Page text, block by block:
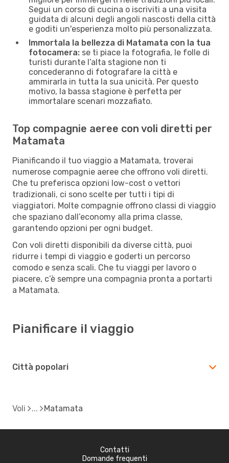
Segui un corso di cucina o iscriviti a una visita
guidata di alcuni degli angoli nascosti della città
e goditi un'esperienza molto più personalizzata.
Immortala la bellezza di Matamata con la tua
fotocamera: se ti piace la fotografia, le folle di
turisti durante l’alta stagione non ti
concederanno di fotografare la città e
ammirarla in tutta la sua unicità. Per questo
motivo, la bassa stagione è perfetta per
immortalare scenari mozzafiato.
Top compagnie aeree con voli diretti per
Matamata
Pianificando il tuo viaggio a Matamata, troverai
numerose compagnie aeree che offrono voli diretti.
Che tu preferisca opzioni low-cost o vettori
tradizionali, ci sono scelte per tutti i tipi di
viaggiatori. Molte compagnie offrono classi di viaggio
che spaziano dall’economy alla prima classe,
garantendo opzioni per ogni budget.
Con voli diretti disponibili da diverse città, puoi
ridurre i tempi di viaggio e goderti un percorso
comodo e senza scali. Che tu viaggi per lavoro o
piacere, c’è sempre una compagnia pronta a portarti
a Matamata.
Pianificare il viaggio
Città popolari
Voli Matamata
Contatti
Domande frequenti